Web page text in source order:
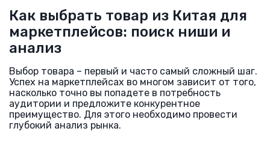
Как выбрать товар из Китая для
маркетплейсов: поиск ниши и
анализ
Выбор товара – первый и часто самый сложный шаг.
Успех на маркетплейсах во многом зависит от того,
насколько точно вы попадете в потребность
аудитории и предложите конкурентное
преимущество. Для этого необходимо провести
глубокий анализ рынка.